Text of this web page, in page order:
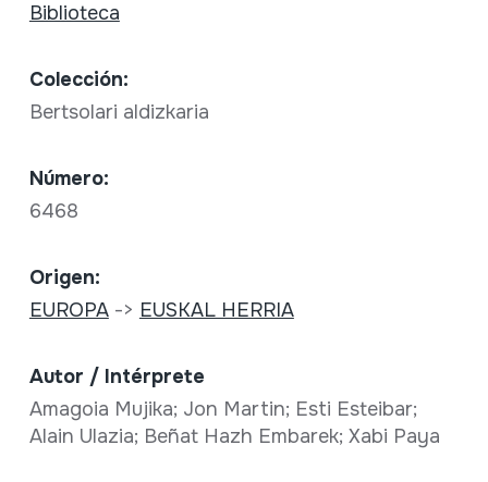
Biblioteca
Colección:
Bertsolari aldizkaria
Número:
6468
Origen:
EUROPA-> EUSKAL HERRIA
Autor / Intérprete
Amagoia Mujika; Jon Martin; Esti Esteibar;
Alain Ulazia; Beñat Hazh Embarek; Xabi Paya